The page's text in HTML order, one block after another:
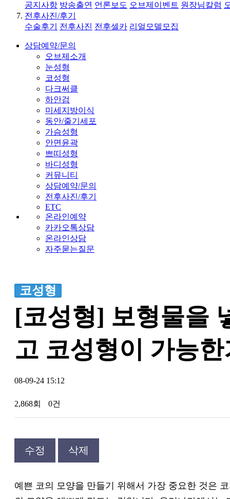
공지사항 방송출연 언론보도 오브제이벤트 원장님칼럼
전후사진/후기
수술후기
전후사진 전후셀카 리얼모델모집
상담예약/문의
오브제소개
눈성형
코성형
다크써클
하안검
미세지방이식
동안/줄기세포
가슴성형
안면윤곽
쁘띠성형
바디성형
커뮤니티
상담예약/문의
전후사진/후기
ETC
온라인예약
카카오톡상담
온라인상담
자주묻는질문
코성형
[코성형] 보형물을
고 코성형이 가능한
08-09-24 15:12
2,868회 0건
수정 삭제
예쁜 코의 모양을 만들기 위해서 가장 중요한 것은